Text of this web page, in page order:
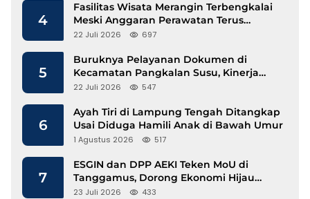
4
Fasilitas Wisata Merangin Terbengkalai
Meski Anggaran Perawatan Terus
Mengalir
22 Juli 2026 697
5
Buruknya Pelayanan Dokumen di
Kecamatan Pangkalan Susu, Kinerja
Disdukcapil Langkat Disorot
22 Juli 2026 547
6
Ayah Tiri di Lampung Tengah Ditangkap
Usai Diduga Hamili Anak di Bawah Umur
1 Agustus 2026 517
7
ESGIN dan DPP AEKI Teken MoU di
Tanggamus, Dorong Ekonomi Hijau
Berbasis Kopi dan Perdagangan Karbon
23 Juli 2026 433